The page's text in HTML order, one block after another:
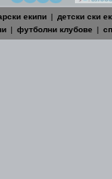
екипи |
детски ски
| футболни клубове |